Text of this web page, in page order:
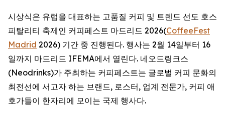
시상식은 유럽을 대표하는 고품질 커피 및 트렌드 선도 호스
피탈리티 축제인 커피페스트 마드리드 2026(CoffeeFest
Madrid 2026) 기간 중 진행된다. 행사는 2월 14일부터 16
일까지 마드리드 IFEMA에서 열린다. 네오드링크스
(Neodrinks)가 주최하는 커피페스트는 글로벌 커피 문화의
최전선에 서고자 하는 브랜드, 로스터, 업계 전문가, 커피 애
호가들이 한자리에 모이는 국제 행사다.